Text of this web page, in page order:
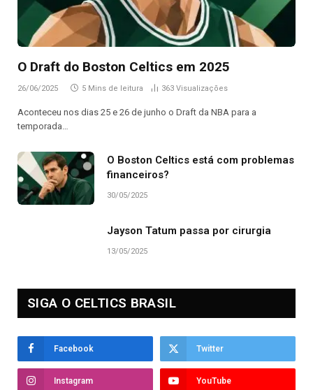
O Draft do Boston Celtics em 2025
26/06/2025 5 Mins de leitura 363 Visualizações
Aconteceu nos dias 25 e 26 de junho o Draft da NBA para a
temporada…
O Boston Celtics está com problemas
financeiros?
30/05/2025
Jayson Tatum passa por cirurgia
13/05/2025
SIGA O CELTICS BRASIL
Facebook Twitter
Instagram YouTube